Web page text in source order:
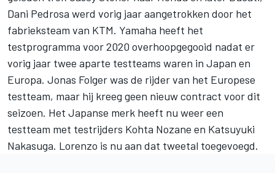
Dani Pedrosa werd vorig jaar aangetrokken door het
fabrieksteam van KTM. Yamaha heeft het
testprogramma voor 2020 overhoopgegooid nadat er
vorig jaar twee aparte testteams waren in Japan en
Europa. Jonas Folger was de rijder van het Europese
testteam, maar hij kreeg geen nieuw contract voor dit
seizoen. Het Japanse merk heeft nu weer een
testteam met testrijders Kohta Nozane en Katsuyuki
Nakasuga. Lorenzo is nu aan dat tweetal toegevoegd.